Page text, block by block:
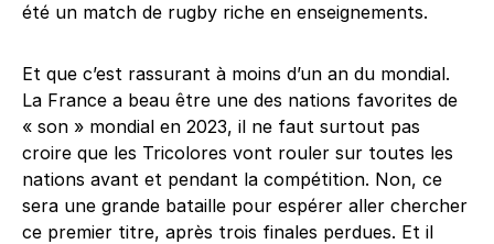
été un match de rugby riche en enseignements.
Et que c’est rassurant à moins d’un an du mondial.
La France a beau être une des nations favorites de
« son » mondial en 2023, il ne faut surtout pas
croire que les Tricolores vont rouler sur toutes les
nations avant et pendant la compétition. Non, ce
sera une grande bataille pour espérer aller chercher
ce premier titre, après trois finales perdues. Et il